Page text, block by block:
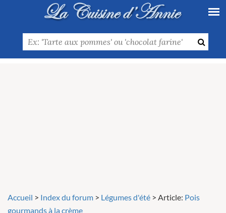
Accueil > Index du forum > Légumes d'été > Article: Pois
gourmands à la crème